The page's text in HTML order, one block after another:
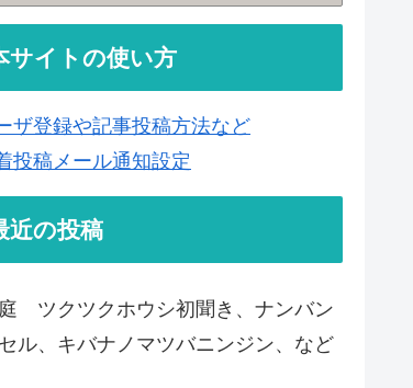
サイトの使い方
ザ登録や記事投稿方法など
投稿メール通知設定
近の投稿
ツクツクホウシ初聞き、ナンバン
ル、キバナノマツバニンジン、など